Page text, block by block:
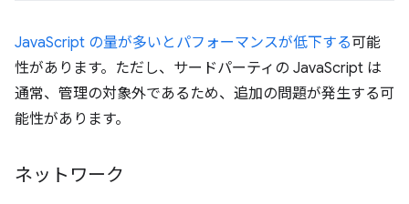
JavaScript の量が多いとパフォーマンスが低下する可能
性があります。ただし、サードパーティの JavaScript は
通常、管理の対象外であるため、追加の問題が発生する可
能性があります。
ネットワーク